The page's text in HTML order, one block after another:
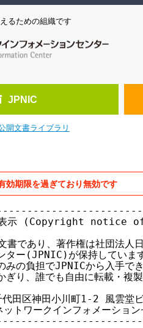
るための組織です
JPNIC
開文書ライブラリ
効期限を過ぎており無効です
表示 (Copyright notice
書であり、著作権は社団法
ター(JPNIC)が保持して
みの負担でJPNICから入手
ぎり、誰でも自由に転載・
。
代田区神田小川町1-2
トワークインフォメー